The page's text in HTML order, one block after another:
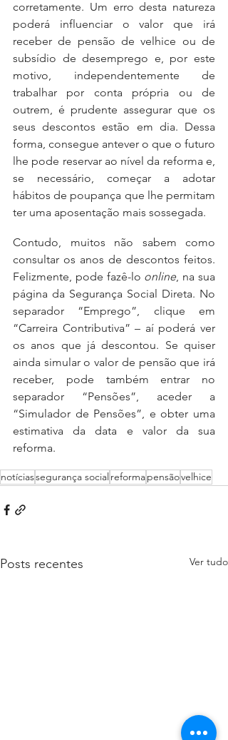
corretamente. Um erro desta natureza
poderá influenciar o valor que irá
receber de pensão de velhice ou de
subsídio de desemprego e, por este
motivo, independentemente de
trabalhar por conta própria ou de
outrem, é prudente assegurar que os
seus descontos estão em dia. Dessa
forma, consegue antever o que o futuro
lhe pode reservar ao nível da reforma e,
se necessário, começar a adotar
hábitos de poupança que lhe permitam
ter uma aposentação mais sossegada.
Contudo, muitos não sabem como
consultar os anos de descontos feitos.
Felizmente, pode fazê-lo online, na sua
página da Segurança Social Direta. No
separador “Emprego”, clique em
“Carreira Contributiva” – aí poderá ver
os anos que já descontou. Se quiser
ainda simular o valor de pensão que irá
receber, pode também entrar no
separador “Pensões”, aceder a
“Simulador de Pensões”, e obter uma
estimativa da data e valor da sua
reforma.
notíciassegurança social reformapensãovelhice
Posts recentes Ver tudo